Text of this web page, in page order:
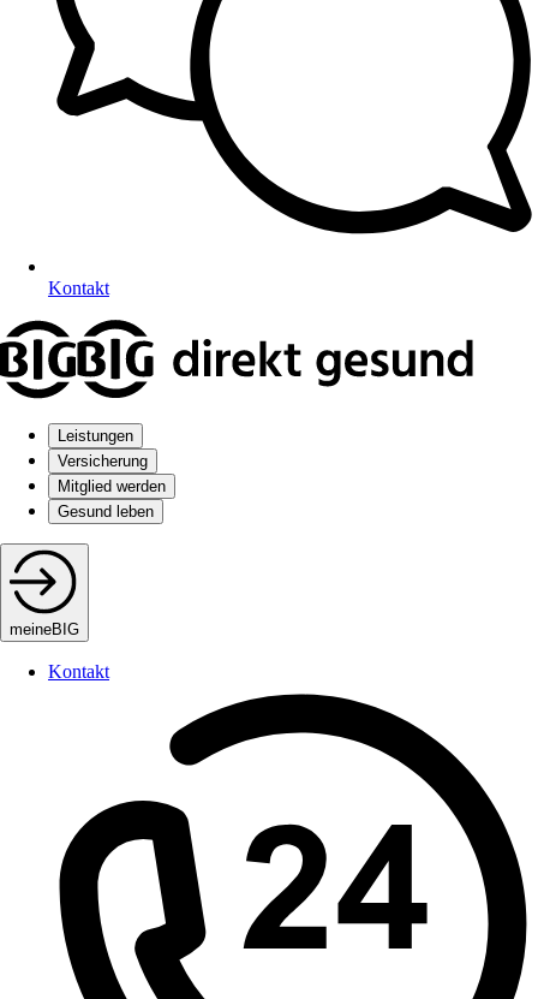
Kontakt
Leistungen
Versicherung
Mitglied werden
Gesund leben
meineBIG
Kontakt